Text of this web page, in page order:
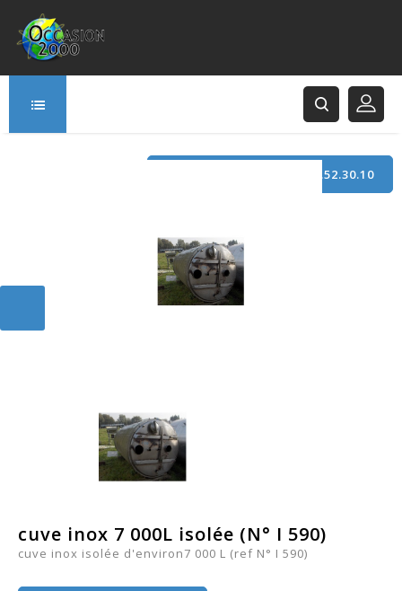
TÉLÉPHONE : +33 (0)3.21.52.30.10
cuve inox 7 000L isolée (N° I 590)
cuve inox isolée d'environ7 000 L (ref N° I 590)